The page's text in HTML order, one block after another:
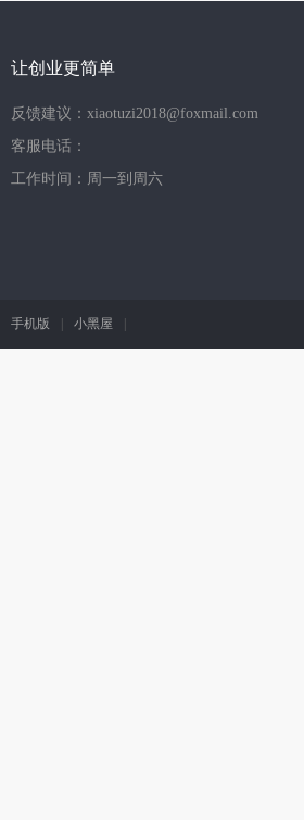
让创业更简单
反馈建议：xiaotuzi2018@foxmail.com
客服电话：
工作时间：周一到周六
手机版 小黑屋